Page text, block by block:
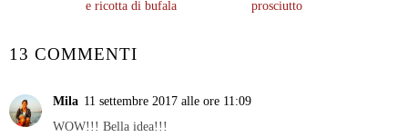
e ricotta di bufala prosciutto
13 COMMENTI
Mila 11 settembre 2017 alle ore 11:09
WOW!!! Bella idea!!!